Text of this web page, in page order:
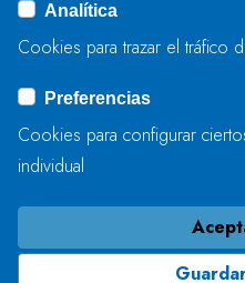
ENVIAR
Analítica
Cookies para trazar el tráfico
Preferencias
Cookies para configurar
individual